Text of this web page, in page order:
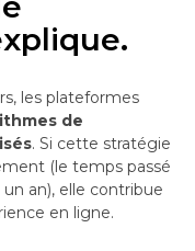
les plateformes
de
. Si cette stratégie
(le temps passé
an), elle contribue
en ligne.